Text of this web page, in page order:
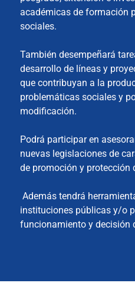
académicas de formación
sociales.
También desempeñará
desarrollo de líneas y
que contribuyan a la
problemáticas sociales y
modificación.
Podrá participar en
nuevas legislaciones de
de promoción y protección
Además tendrá
instituciones públicas y/o
funcionamiento y decisión